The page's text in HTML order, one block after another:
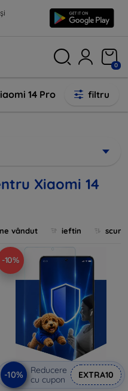
și
0
14 Pro filtru
Xiaomi 14
vândut ieftin
-10%
-10%
Reducere
cu cupon
EXTRA10